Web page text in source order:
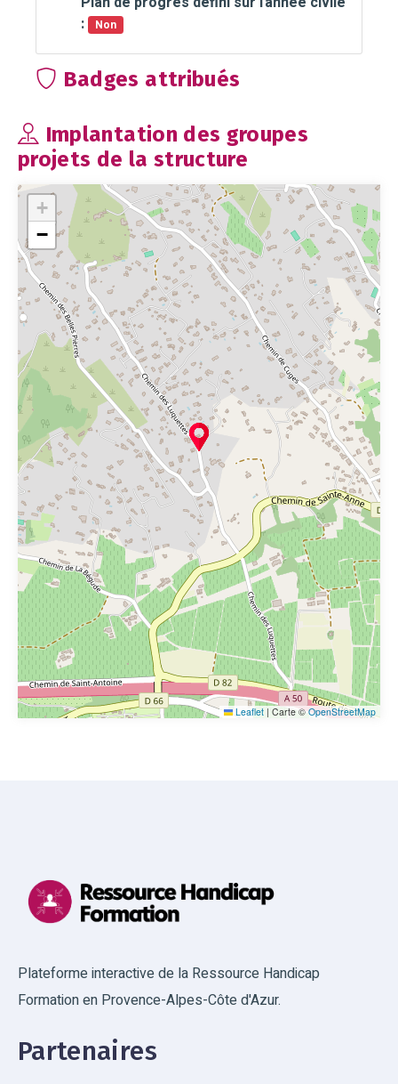
:
Non
Badges attribués
Implantation des groupes
projets de la structure
+
−
Leaflet | Carte © OpenStreetMap
Plateforme interactive de la Ressource Handicap
Formation en Provence-Alpes-Côte d'Azur.
Partenaires